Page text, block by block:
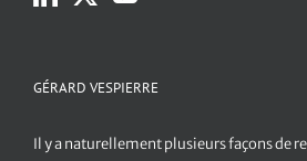
GÉRARD VESPIERRE
Il y a naturellement plusieurs façons de